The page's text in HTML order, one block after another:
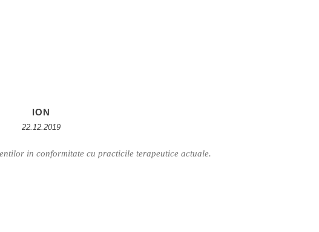
ION
22.12.2019
in conformitate cu practicile terapeutice actuale.